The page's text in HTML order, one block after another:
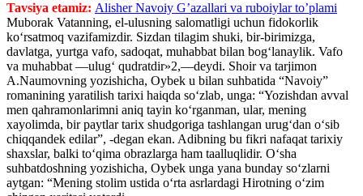
Tavsiya etamiz: Alisher Navoiy G’azallari va ruboiylar to’plami
Muborak Vatanning, el-ulusning salomatligi uchun fidokorlik
ko‘rsatmoq vazifamizdir. Sizdan tilagim shuki, bir-birimizga,
davlatga, yurtga vafo, sadoqat, muhabbat bilan bog‘lanaylik. Vafo
va muhabbat —ulug‘ qudratdir»2,—deydi. Shoir va tarjimon
A.Naumovning yozishicha, Oybek u bilan suhbatida “Navoiy”
romanining yaratilish tarixi haiqda so‘zlab, unga: “Yozishdan avval
men qahramonlarimni aniq tayin ko‘rganman, ular, mening
xayolimda, bir paytlar tarix shudgoriga tashlangan urug‘dan o‘sib
chiqqandek edilar”, -degan ekan. Adibning bu fikri nafaqat tarixiy
shaxslar, balki to‘qima obrazlarga ham taalluqlidir. O‘sha
suhbatdoshning yozishicha, Oybek unga yana bunday so‘zlarni
aytgan: “Mening stolim ustida o‘rta asrlardagi Hirotning o‘zim